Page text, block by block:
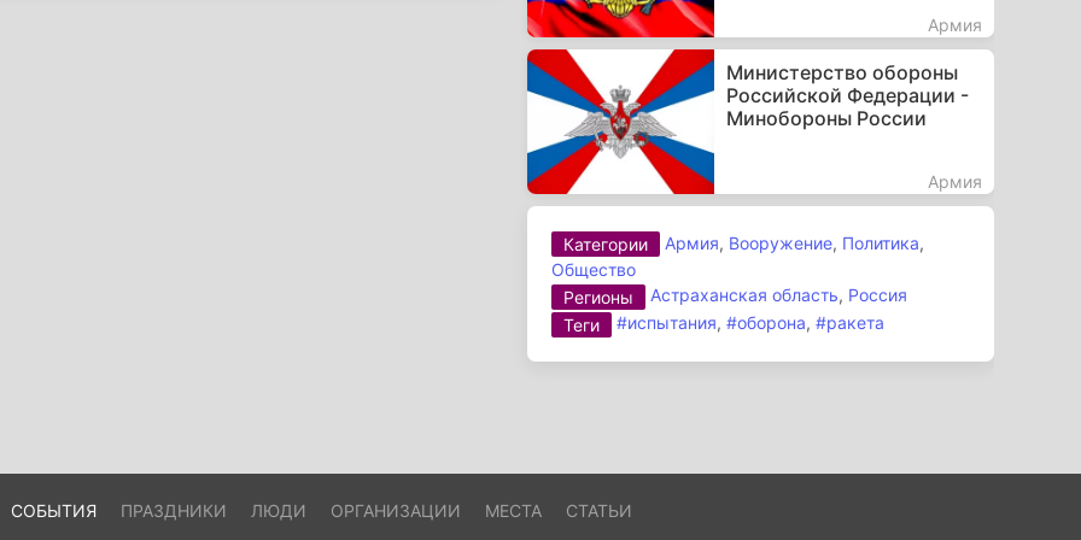
Армия
Министерство обороны
Российской Федерации -
Минобороны России
Армия
Категории Армия, Вооружение, Политика,
Общество
Регионы
Астраханская область, Россия
Теги
#испытания,#оборона,#ракета
СОБЫТИЯ ПРАЗДНИКИ ЛЮДИ ОРГАНИЗАЦИИ МЕСТА СТАТЬИ